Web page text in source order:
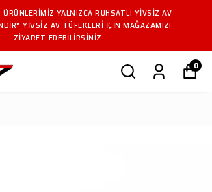
YALNIZCA RUHSATLI YIVSIZ AV
YIVSIZ AV TÜFEKLERI IÇIN MAĞAZAMIZI
ZIYARET EDEBILIRSINIZ.
0